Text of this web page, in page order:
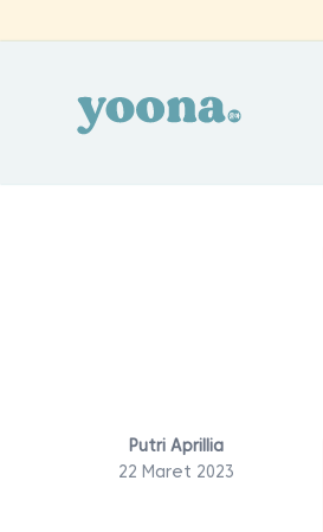
Putri Aprillia
22 Maret 2023